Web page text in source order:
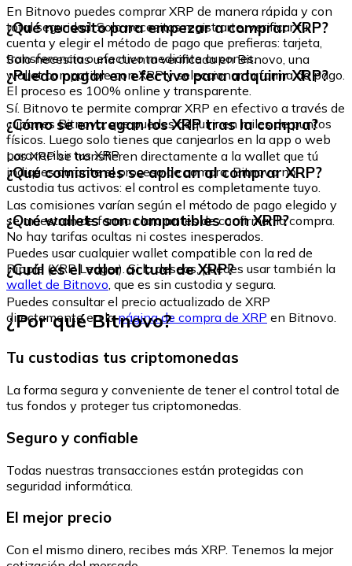
En Bitnovo puedes comprar XRP de manera rápida y con
total seguridad. Solo necesitas registrarte, verificar tu
cuenta y elegir el método de pago que prefieras: tarjeta,
transferencia o efectivo mediante cupones.
¿Qué necesito para empezar a comprar XRP?
Solo necesitas una cuenta verificada en Bitnovo, una
wallet compatible con XRP y seleccionar tu forma de pago.
El proceso es 100% online y transparente.
¿Puedo pagar en efectivo para adquirir XRP?
Sí. Bitnovo te permite comprar XRP en efectivo a través de
cupones Bitnovo, que puedes adquirir en miles de puntos
físicos. Luego solo tienes que canjearlos en la app o web
para recibir tus XRP
¿Cómo se entregan los XRP tras la compra?
Los XRP se transfieren directamente a la wallet que tú
indiques durante el proceso de compra. Bitnovo no
custodia tus activos: el control es completamente tuyo.
¿Qué comisiones se aplican al comprar XRP?
Las comisiones varían según el método de pago elegido y
se muestran de forma clara antes de confirmar la compra.
No hay tarifas ocultas ni costes inesperados.
¿Qué wallets son compatibles con XRP?
Puedes usar cualquier wallet compatible con la red de
Ripple (XRP Ledger). Si lo deseas, puedes usar también la
wallet de Bitnovo, que es sin custodia y segura.
¿Cuál es el valor actual de XRP?
Puedes consultar el precio actualizado de XRP
directamente en lapágina de compra de XRP en Bitnovo.
¿Por qué Bitnovo?
Tu custodias tus criptomonedas
La forma segura y conveniente de tener el control total de
tus fondos y proteger tus criptomonedas.
Seguro y confiable
Todas nuestras transacciones están protegidas con
seguridad informática.
El mejor precio
Con el mismo dinero, recibes más XRP. Tenemos la mejor